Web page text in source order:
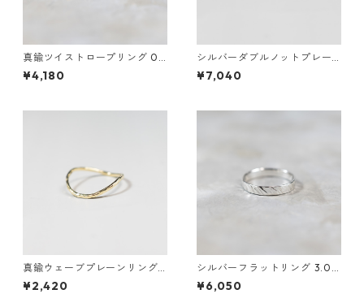
真鍮ツイストロープリング 0.8
mm×2 鏡面｜FA-1168
¥4,180
シルバーダブルノットプレー
ンリング 1.2mm×2 鏡面｜FA-
1158
¥7,040
真鍮ウェーブプレーンリング
1.2mm幅 槌目｜FA-1011
¥2,420
シルバーフラットリング 3.0m
m幅 斜槌目｜FA-1178
¥6,050